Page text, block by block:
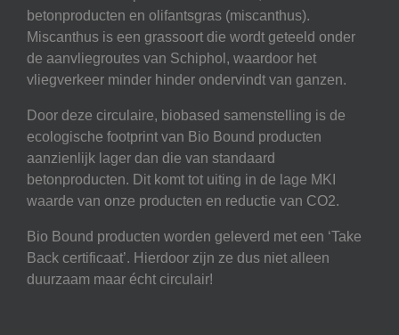
betonproducten en olifantsgras (miscanthus).
Miscanthus is een grassoort die wordt geteeld onder
de aanvliegroutes van Schiphol, waardoor het
vliegverkeer minder hinder ondervindt van ganzen.
Door deze circulaire, biobased samenstelling is de
ecologische footprint van Bio Bound producten
aanzienlijk lager dan die van standaard
betonproducten. Dit komt tot uiting in de lage MKI
waarde van onze producten en reductie van CO2.
Bio Bound producten worden geleverd met een ‘Take
Back certificaat’. Hierdoor zijn ze dus niet alleen
duurzaam maar écht circulair!